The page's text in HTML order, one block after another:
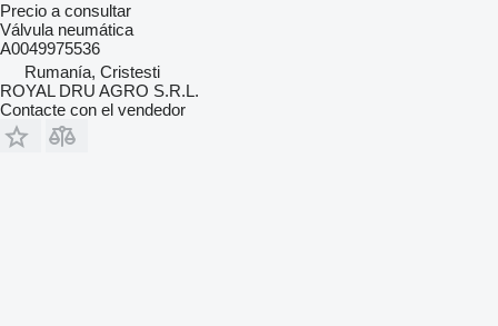
Precio a consultar
Válvula neumática
A0049975536
Rumanía, Cristesti
ROYAL DRU AGRO S.R.L.
Contacte con el vendedor